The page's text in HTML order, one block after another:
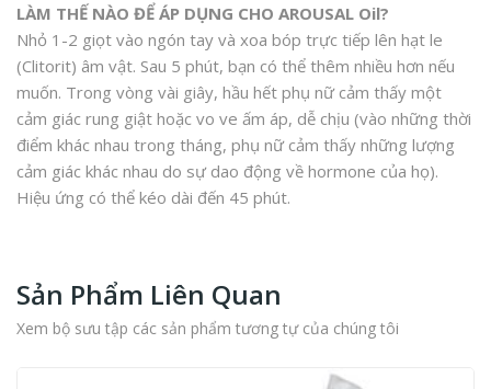
LÀM THẾ NÀO ĐỂ ÁP DỤNG CHO AROUSAL Oil?
Nhỏ 1-2 giọt vào ngón tay và xoa bóp trực tiếp lên hạt le
(Clitorit) âm vật. Sau 5 phút, bạn có thể thêm nhiều hơn nếu
muốn. Trong vòng vài giây, hầu hết phụ nữ cảm thấy một
cảm giác rung giật hoặc vo ve ấm áp, dễ chịu (vào những thời
điểm khác nhau trong tháng, phụ nữ cảm thấy những lượng
cảm giác khác nhau do sự dao động về hormone của họ).
Hiệu ứng có thể kéo dài đến 45 phút.
Sản Phẩm Liên Quan
Xem bộ sưu tập các sản phẩm tương tự của chúng tôi